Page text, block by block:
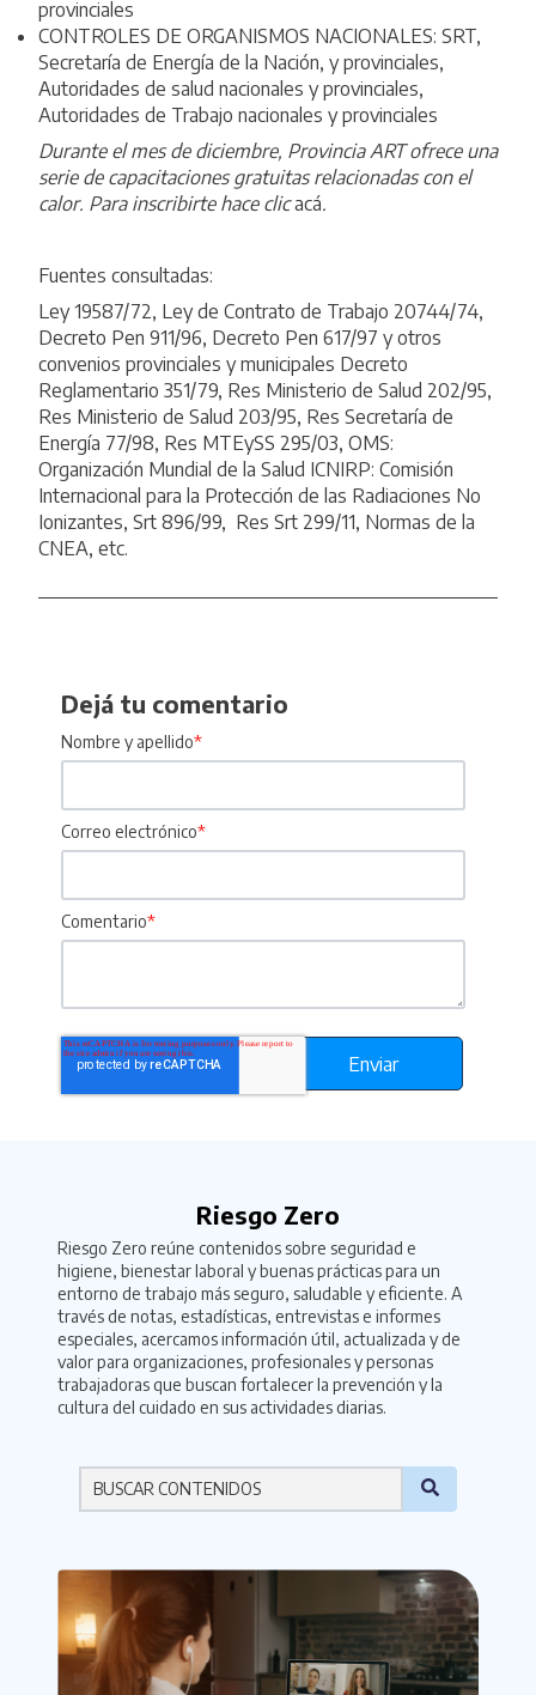
provinciales
CONTROLES DE ORGANISMOS NACIONALES: SRT,
Secretaría de Energía de la Nación, y provinciales,
Autoridades de salud nacionales y provinciales,
Autoridades de Trabajo nacionales y provinciales
Durante el mes de diciembre, Provincia ART ofrece una
serie de capacitaciones gratuitas relacionadas con el
calor. Para inscribirte hace clicacá.
Fuentes consultadas:
Ley 19587/72, Ley de Contrato de Trabajo 20744/74,
Decreto Pen 911/96, Decreto Pen 617/97 y otros
convenios provinciales y municipales Decreto
Reglamentario 351/79, Res Ministerio de Salud 202/95,
Res Ministerio de Salud 203/95, Res Secretaría de
Energía 77/98, Res MTEySS 295/03, OMS:
Organización Mundial de la Salud ICNIRP: Comisión
Internacional para la Protección de las Radiaciones No
Ionizantes, Srt 896/99, Res Srt 299/11, Normas de la
CNEA, etc.
Dejá tu comentario
Nombre y apellido*
Correo electrónico*
Comentario*
Riesgo Zero
Riesgo Zero reúne contenidos sobre seguridad e
higiene, bienestar laboral y buenas prácticas para un
entorno de trabajo más seguro, saludable y eficiente. A
través de notas, estadísticas, entrevistas e informes
especiales, acercamos información útil, actualizada y de
valor para organizaciones, profesionales y personas
trabajadoras que buscan fortalecer la prevención y la
cultura del cuidado en sus actividades diarias.